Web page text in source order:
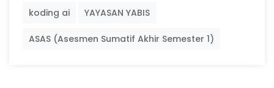
koding ai YAYASAN YABIS
ASAS (Asesmen Sumatif Akhir Semester 1)